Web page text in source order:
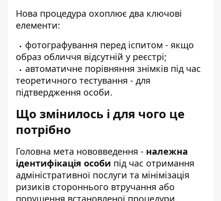
Нова процедура охоплює два ключові
елементи:
фотографування перед іспитом - якщо
образ обличчя відсутній у реєстрі;
автоматичне порівняння знімків під час
теоретичного тестування - для
підтвердження особи.
Що змінилось і для чого це
потрібно
Головна мета нововведення - належна
ідентифікація особи під час отримання
адміністративної послуги та мінімізація
ризиків стороннього втручання або
порушення встановленої процедури.